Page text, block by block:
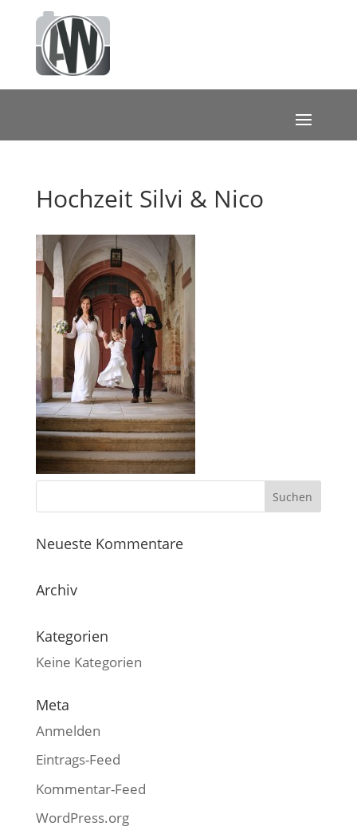
Hochzeit Silvi & Nico
Neueste Kommentare
Archiv
Kategorien
Keine Kategorien
Meta
Anmelden
Eintrags-Feed
Kommentar-Feed
WordPress.org